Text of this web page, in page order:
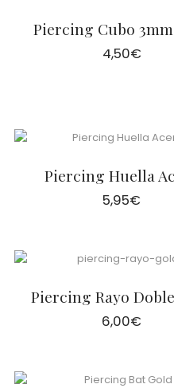
Piercing Cubo
4,50€
Piercing Huella
5,95€
Piercing Rayo
6,00€